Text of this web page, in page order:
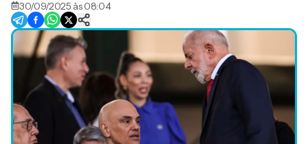
30/09/2025 às 08:04